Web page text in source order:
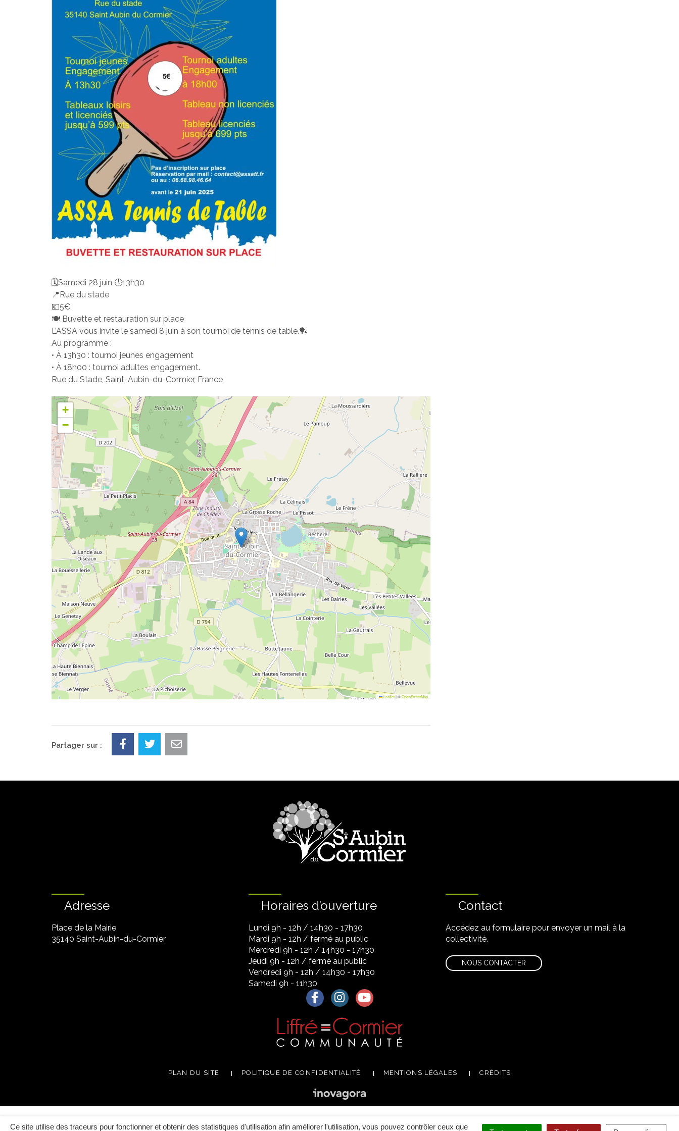
Ce site utilise des traceurs pour fonctionner et obtenir des statistiques d'utilisation afin améliorer l'utilisation, vous pouvez contrôler ceux que
🗓️Samedi 28 juin 🕔13h30
📍Rue du stade
💶5€
🍽 Buvette et restauration sur place
L’ASSA vous invite le samedi 8 juin à son tournoi de tennis de table.🏓
Au programme :
• À 13h30 : tournoi jeunes engagement
• À 18h00 : tournoi adultes engagement.
Rue du Stade, Saint-Aubin-du-Cormier, France
+
−
Leaflet|©OpenStreetMap
Partager sur :
Adresse
Place de la Mairie
35140 Saint-Aubin-du-Cormier
Horaires d’ouverture
Lundi 9h - 12h / 14h30 - 17h30
Mardi 9h - 12h / fermé au public
Mercredi 9h - 12h / 14h30 - 17h30
Jeudi 9h - 12h / fermé au public
Vendredi 9h - 12h / 14h30 - 17h30
Samedi 9h - 11h30
Contact
Accédez au formulaire pour envoyer un mail à la
collectivité.
NOUS CONTACTER
Lien vers le compte Facebook
Lien vers le compte Instagram
Lien vers la chaîne Youtube
PLAN DU SITE POLITIQUE DE CONFIDENTIALITÉ MENTIONS LÉGALES CRÉDITS